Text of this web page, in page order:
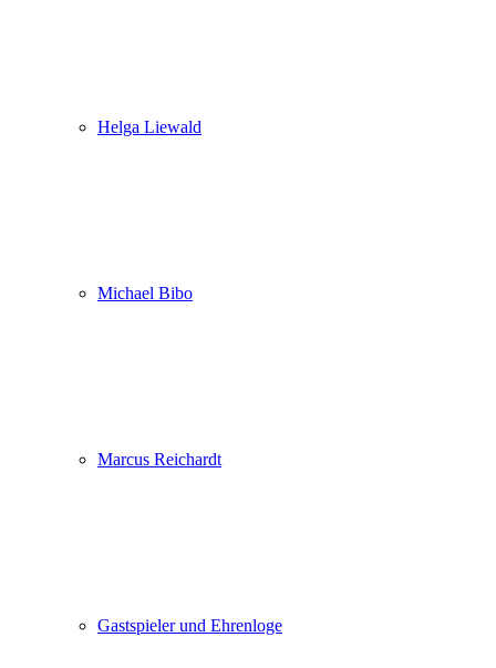
Helga Liewald
Michael Bibo
Marcus Reichardt
Gastspieler und Ehrenloge